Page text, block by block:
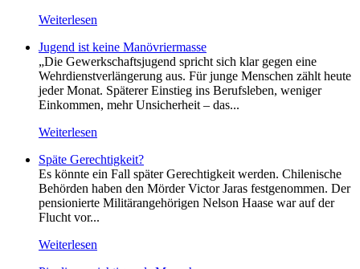
Weiterlesen
Jugend ist keine Manövriermasse
„Die Gewerkschaftsjugend spricht sich klar gegen eine
Wehrdienstverlängerung aus. Für junge Menschen zählt heute
jeder Monat. Späterer Einstieg ins Berufsleben, weniger
Einkommen, mehr Unsicherheit – das...
Weiterlesen
Späte Gerechtigkeit?
Es könnte ein Fall später Gerechtigkeit werden. Chilenische
Behörden haben den Mörder Victor Jaras festgenommen. Der
pensionierte Militärangehörigen Nelson Haase war auf der
Flucht vor...
Weiterlesen